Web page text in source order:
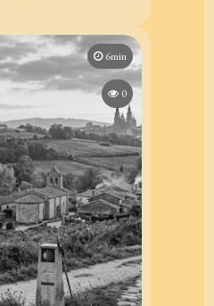
6min
0